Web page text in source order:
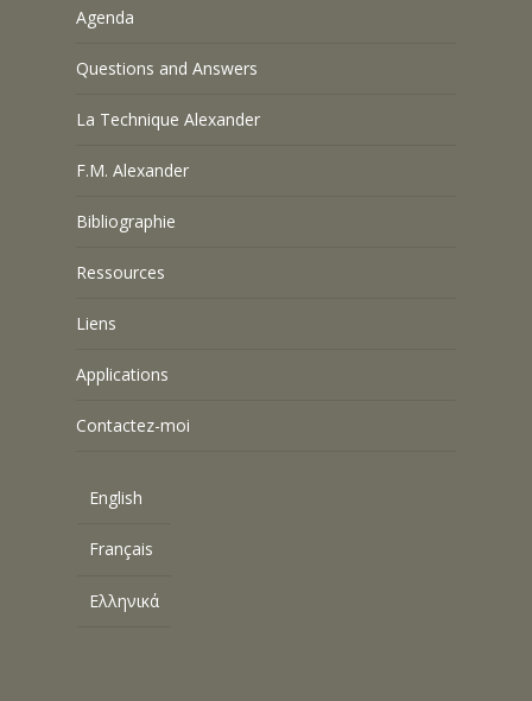
Agenda
Questions and Answers
La Technique Alexander
F.M. Alexander
Bibliographie
Ressources
Liens
Applications
Contactez-moi
English
Français
Ελληνικά